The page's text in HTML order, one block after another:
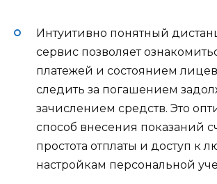
Интуитивно понятный
сервис позволяет
платежей и состоянием
следить за погашением
зачислением средств. Это
способ внесения показаний
простота отплаты и доступ к
настройкам персональной